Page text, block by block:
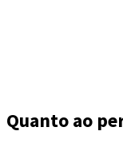
Quanto ao